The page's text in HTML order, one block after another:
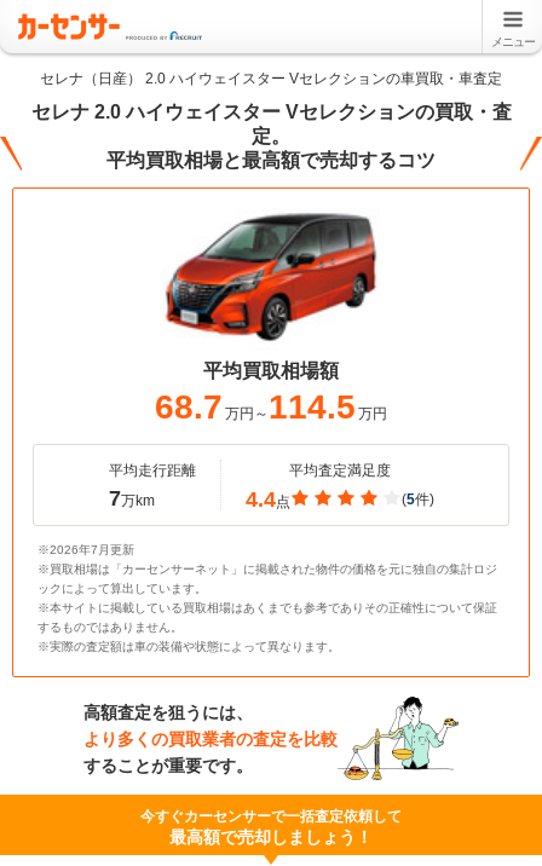
メニュー
セレナ（日産） 2.0 ハイウェイスター Vセレクションの車買取・車査定
セレナ 2.0 ハイウェイスター Vセレクションの買取・査
定。
平均買取相場と最高額で売却するコツ
平均買取相場額
68.7 万円～ 114.5 万円
平均走行距離
7万km
平均査定満足度
4.4点 (5件)
※2026年7月更新
※買取相場は「カーセンサーネット」に掲載された物件の価格を元に独自の集計ロジ
ックによって算出しています。
※本サイトに掲載している買取相場はあくまでも参考でありその正確性について保証
するものではありません。
※実際の査定額は車の装備や状態によって異なります。
高額査定を狙うには、
より多くの買取業者の査定を比較
することが重要です。
今すぐカーセンサーで一括査定依頼して
最高額で売却しましょう！